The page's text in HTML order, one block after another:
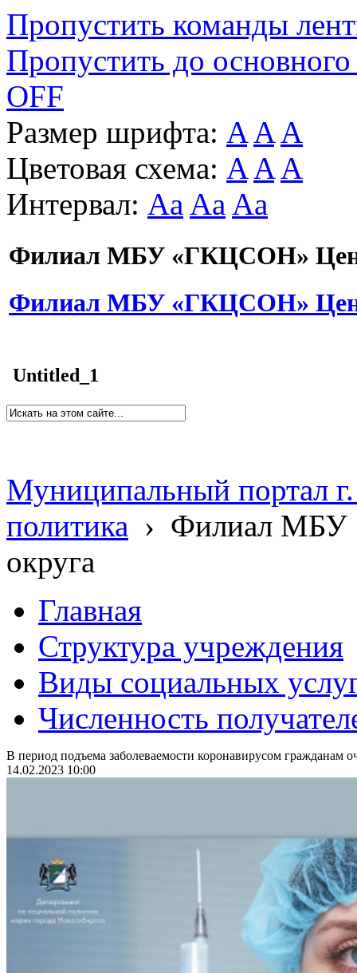
Пропустить команды
Пропустить до основного
OFF
Размер шрифта: A A A
Цветовая схема: A A A
Интервал: Aa Aa Aa
Филиал МБУ «ГКЦСОН»
Филиал МБУ «ГКЦСОН»
Untitled_1
Муниципальный портал
политика › Филиал МБУ
округа
Главная
Структура учреждения
Виды социальных
Численность
В период подъема заболеваемости коронавирусом гражданам
14.02.2023 10:00